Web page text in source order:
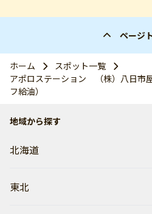
ページ
ホーム
スポット一覧
アポロステーション （株）八日
フ給油）
地域から探す
北海道
東北